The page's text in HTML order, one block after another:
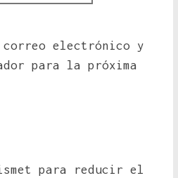
correo electrónico y
para la próxima
para reducir el